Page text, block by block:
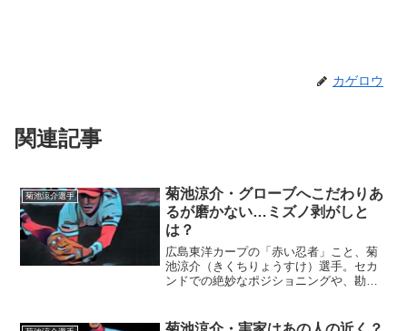
カゲロウ
関連記事
菊池涼介選手
菊池涼介・グローブへこだわりあ
るが磨かない…ミズノ剥がしと
は？
広島東洋カープの「赤い忍者」こと、菊
池涼介（きくちりょうすけ）選手。セカ
ンドでの絶妙なポジショニングや、勘の
みたいと思います。■グローブへのこだわ